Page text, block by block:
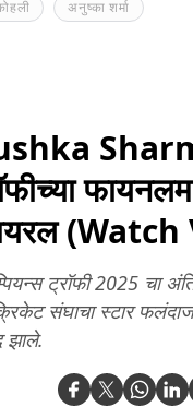
अनुष्का शर्मा
ट्रॉफी 2025 चा
संघाचा स्टार फलंदाज
झाले.